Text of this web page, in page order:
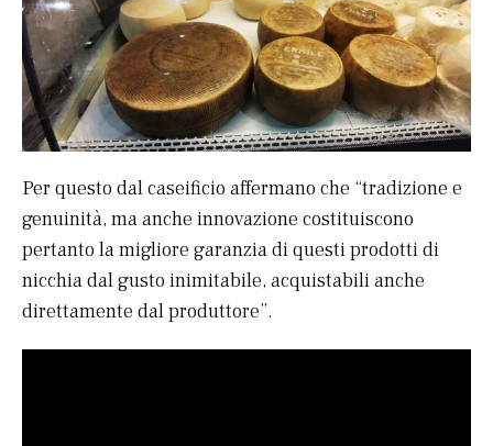
Per questo dal caseificio affermano che “tradizione e
genuinità, ma anche innovazione costituiscono
pertanto la migliore garanzia di questi prodotti di
nicchia dal gusto inimitabile, acquistabili anche
direttamente dal produttore”.